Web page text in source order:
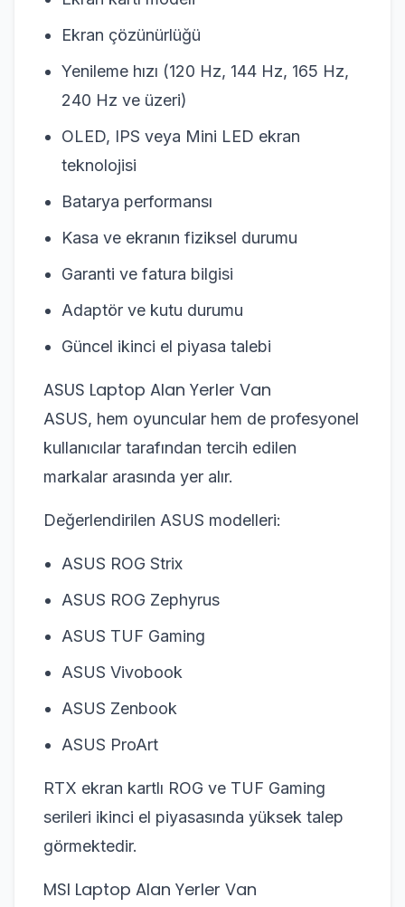
Ekran çözünürlüğü
Yenileme hızı (120 Hz, 144 Hz, 165 Hz,
240 Hz ve üzeri)
OLED, IPS veya Mini LED ekran
teknolojisi
Batarya performansı
Kasa ve ekranın fiziksel durumu
Garanti ve fatura bilgisi
Adaptör ve kutu durumu
Güncel ikinci el piyasa talebi
ASUS Laptop Alan Yerler Van
ASUS, hem oyuncular hem de profesyonel
kullanıcılar tarafından tercih edilen
markalar arasında yer alır.
Değerlendirilen ASUS modelleri:
ASUS ROG Strix
ASUS ROG Zephyrus
ASUS TUF Gaming
ASUS Vivobook
ASUS Zenbook
ASUS ProArt
RTX ekran kartlı ROG ve TUF Gaming
serileri ikinci el piyasasında yüksek talep
görmektedir.
MSI Laptop Alan Yerler Van